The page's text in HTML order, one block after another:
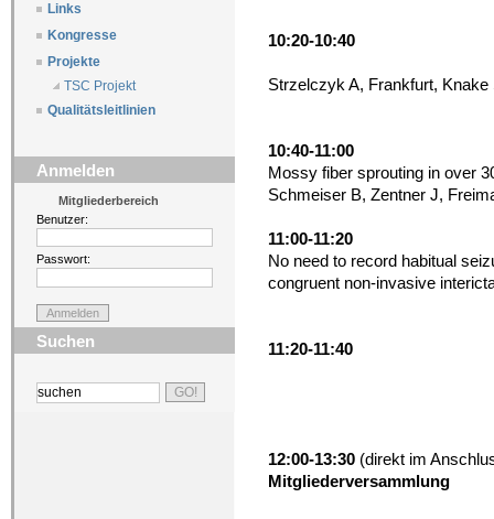
Links
Kongresse
Projekte
TSC Projekt
Qualitätsleitlinien
Anmelden
Mitgliederbereich
Benutzer:
Passwort:
Suchen
10:20-10:40
Strzelczyk A, Frankfurt, Knake
10:40-11:00
Mossy fiber sprouting in over
Schmeiser B, Zentner J,
11:00-11:20
No need to record habitual
congruent non-invasive
11:20-11:40
12:00-13:30 (direkt im
Mitgliederversammlung